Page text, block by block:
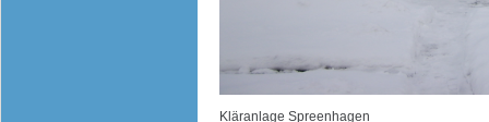
Kläranlage Spreenhagen